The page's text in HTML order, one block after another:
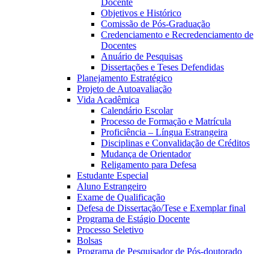
Docente
Objetivos e Histórico
Comissão de Pós-Graduação
Credenciamento e Recredenciamento de
Docentes
Anuário de Pesquisas
Dissertações e Teses Defendidas
Planejamento Estratégico
Projeto de Autoavaliação
Vida Acadêmica
Calendário Escolar
Processo de Formação e Matrícula
Proficiência – Língua Estrangeira
Disciplinas e Convalidação de Créditos
Mudança de Orientador
Religamento para Defesa
Estudante Especial
Aluno Estrangeiro
Exame de Qualificação
Defesa de Dissertação/Tese e Exemplar final
Programa de Estágio Docente
Processo Seletivo
Bolsas
Programa de Pesquisador de Pós-doutorado